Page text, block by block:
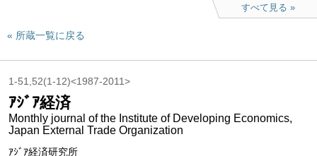
すべて見る
所蔵一覧に戻る
1-51,52(1-12)<1987-2011>
ｱｼﾞｱ経済
Monthly journal of the Institute of Developing Economics,
Japan External Trade Organization
ｱｼﾞｱ経済研究所